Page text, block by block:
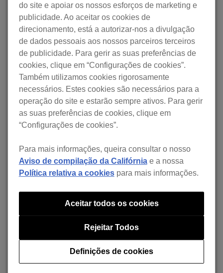
O seguinte equipamento de DJ suporta
exFAT.
CDJ-3000 (ver. 1.20 ou posterior)
XDJ-XZ (ver. 1.23 ou posterior)
XDJ-RX3 (ver. 1.11 ou posterior)
MELHORADO
Suporte para ficheiros Lossless (FLAC) no novo
plano Hi-Fi do TIDAL.
agora apresentado no ecrã da FIXTURE LIBRARY
modo LIGHTING.
CORRIGIDO
Ocasionalmente, a função Lyric não funcionou no
Windows.
No Mac com o chip M1 da Apple com macOS
Monterey, ocorreu um congelamento durante vários
do site e apoiar os nossos esforços de marketing e
publicidade. Ao aceitar os cookies de
direcionamento, está a autorizar-nos a divulgação
de dados pessoais aos nossos parceiros terceiros
de publicidade. Para gerir as suas preferências de
cookies, clique em “Configurações de cookies”.
Também utilizamos cookies rigorosamente
necessários. Estes cookies são necessários para a
operação do site e estarão sempre ativos. Para gerir
as suas preferências de cookies, clique em
“Configurações de cookies”.
Para mais informações, queira consultar o nosso
Aviso de compilação da Califórniae a nossa
Política relativa a cookiespara mais informações.
Definições de cookies
Rejeitar Todos
Aceitar todos os cookies